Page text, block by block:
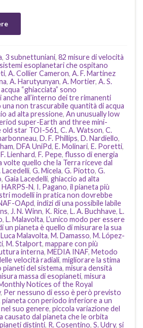
, 3 subnettuniani, 82 misure di velocità
esoplanetari che ospitano
, A. Collier Cameron, A. F. Martinez
, A. Harutyunyan, A. Mortier, A. S.
acqua “ghiacciata” sono
all’interno dei tre rimanenti
non trascurabile quantità di acqua
ad alta pressione, An unusually low
super-Earth and three mini-
old star TOI-561, C. A. Watson, C.
, D. F. Phillips, D. Nardiello,
, DFA UniPd, E. Molinari, E. Poretti,
F. Lienhard, F. Pepe, flusso di energia
volte quello che la Terra riceve dal
Lacedelli, G. Micela, G. Piotto, G.
, Gaia Lacedelli, ghiaccio ad alta
HARPS-N, I. Pagano, il pianeta più
modelli in pratica non dovrebbe
OApd, indizi di una possibile labile
, J. N. Winn, K. Rice, L. A. Buchhave, L.
, L. Malavolta, L’unico modo per essere
un pianeta è quello di misurare la sua
Luca Malavolta, M. Damasso, M. López-
, M. Stalport, mappare con più
interna, MEDIA INAF, Metodo
velocità radiali, migliorare la stima
del sistema, misura densità
massa di esopianeti, misura
Notices of the Royal
, Per nessuno di esso è però previsto
pianeta con periodo inferiore a un
suo genere, piccola variazione del
causato dal pianeta che le orbita
distinti, R. Cosentino, S. Udry, si